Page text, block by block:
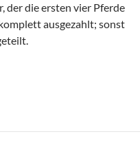
der die ersten vier Pferde
ausgezahlt; sonst